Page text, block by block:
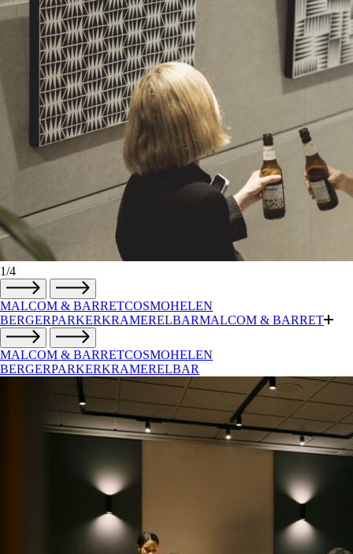
1/4
MALCOM & BARRETCOSMOHELEN
BERGERPARKERKRAMERELBARMALCOM & BARRET
MALCOM & BARRETCOSMOHELEN
BERGERPARKERKRAMERELBAR